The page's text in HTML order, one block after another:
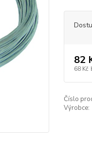
82
68 Kč
Číslo
Výrobce: